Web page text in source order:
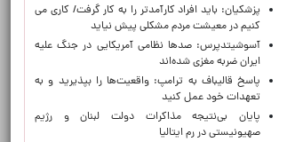
پزشکیان: باید افراد کارآمدتر را به کار گرفت/ کاری می
کنیم در معیشت مردم مشکلی پیش نیاید
آسوشیتدپرس: صدها نظامی آمریکایی در جنگ علیه
ایران ضربه مغزی شده‌اند
پاسخ قالیباف به ترامپ: واقعیت‌ها را بپذیرید و به
تعهدات خود عمل کنید
پایان بی‌نتیجه مذاکرات دولت لبنان و رژیم
صهیونیستی در رم ایتالیا